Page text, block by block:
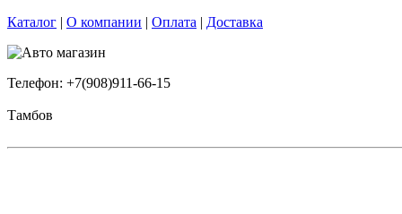
Каталог | О компании | Оплата | Доставка
Телефон: +7(908)911-66-15
Тамбов